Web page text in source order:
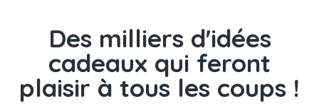
Des milliers d'idées
cadeaux qui feront
plaisir à tous les coups !